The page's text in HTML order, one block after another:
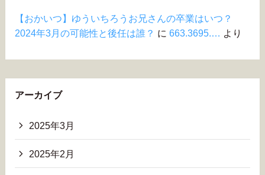
【おかいつ】ゆういちろうお兄さんの卒業はいつ？
2024年3月の可能性と後任は誰？ に 663.3695.… より
アーカイブ
2025年3月
2025年2月